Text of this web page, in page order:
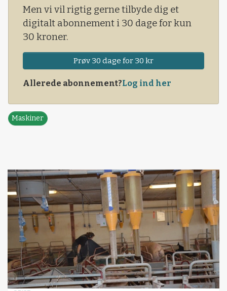
Men vi vil rigtig gerne tilbyde dig et
digitalt abonnement i 30 dage for kun
30 kroner.
Prøv 30 dage for 30 kr
Allerede abonnement?Log ind her
Maskiner